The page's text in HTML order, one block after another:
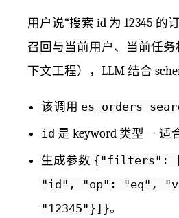
用户说“搜索 id 为 12345 的
召回与当前用户、当前任务
下文工程），LLM 结合
该调用
id 是 keyword 类型 → 适
生成参数 {"filters":
"id", "op": "eq",
"12345"}]}。